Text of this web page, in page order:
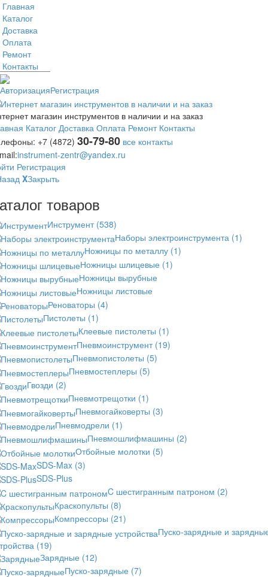
Главная
Каталог
Доставка
Оплата
Ремонт
Контакты
АвторизацияРегистрация
магазин инструментов в наличии и на заказ
Каталог Доставка Оплата Ремонт Контакты
+7 (4872) 30-79-80 все контакты
instrument-zentr@yandex.ru
Регистрация
XЗакрыть
товаров
Инструмент (538)
Наборы электроинструмента (1)
Ножницы по металлу (1)
Ножницы шлицевые (1)
Ножницы вырубные
Ножницы листовые
Реноваторы (4)
Пистолеты (1)
Клеевые пистолеты (1)
Пневмоинструмент (19)
Пневмопистолеты (5)
Пневмостеплеры (5)
Гвозди (2)
Пневмотрещотки (1)
Пневмогайковерты (3)
Пневмодрели (1)
Пневмошлифмашины (2)
Отбойные молотки (5)
SDS-Max (3)
SDS-Plus
C шестигранным патроном (2)
Краскопульты (8)
Компрессоры (21)
Пуско-зарядные и
(19)
Зарядные (12)
Пуско-зарядные (7)